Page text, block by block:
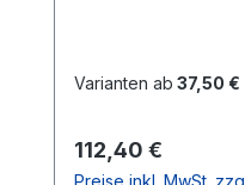
60 HRC 2x ALU -
(dieses ist die
Varianten ab 37,50 €
Regulärer Preis:
112,40 €
Preise inkl. MwSt.